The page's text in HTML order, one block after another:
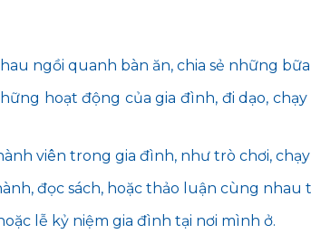
ngồi quanh bàn ăn, chia sẻ những
hoạt động của gia đình, đi dạo,
viên trong gia đình, như trò chơi,
đọc sách, hoặc thảo luận cùng nhau
lễ kỷ niệm gia đình tại nơi mình ở.